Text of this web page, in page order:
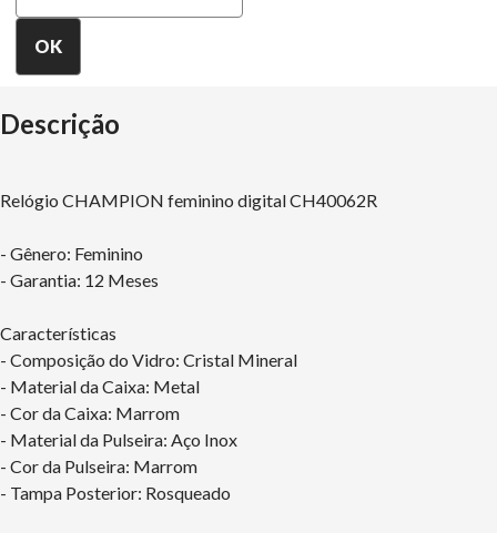
Descrição
Relógio CHAMPION feminino digital CH40062R
- Gênero: Feminino
- Garantia: 12 Meses
Características
- Composição do Vidro: Cristal Mineral
- Material da Caixa: Metal
- Cor da Caixa: Marrom
- Material da Pulseira: Aço Inox
- Cor da Pulseira: Marrom
- Tampa Posterior: Rosqueado